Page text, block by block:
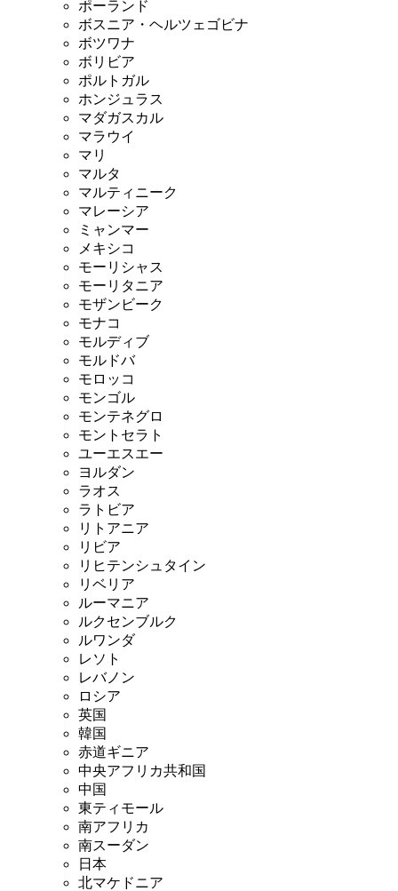
ポーランド
ボスニア・ヘルツェゴビナ
ボツワナ
ボリビア
ポルトガル
ホンジュラス
マダガスカル
マラウイ
マリ
マルタ
マルティニーク
マレーシア
ミャンマー
メキシコ
モーリシャス
モーリタニア
モザンビーク
モナコ
モルディブ
モルドバ
モロッコ
モンゴル
モンテネグロ
モントセラト
ユーエスエー
ヨルダン
ラオス
ラトビア
リトアニア
リビア
リヒテンシュタイン
リベリア
ルーマニア
ルクセンブルク
ルワンダ
レソト
レバノン
ロシア
英国
韓国
赤道ギニア
中央アフリカ共和国
中国
東ティモール
南アフリカ
南スーダン
日本
北マケドニア